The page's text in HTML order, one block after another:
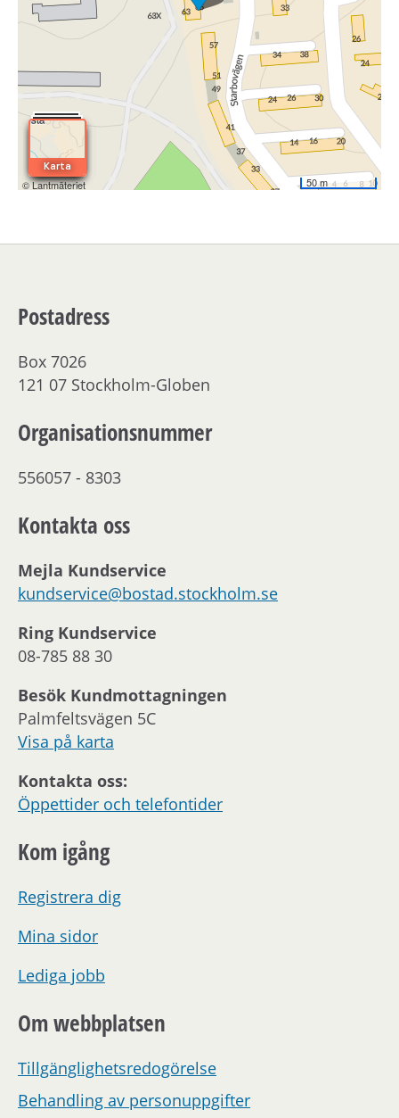
Postadress
Box 7026
121 07 Stockholm-Globen
Organisationsnummer
556057 - 8303
Kontakta oss
Mejla Kundservice
kundservice@bostad.stockholm.se
Ring Kundservice
08-785 88 30
Besök Kundmottagningen
Palmfeltsvägen 5C
Visa på karta
Kontakta oss:
Öppettider och telefontider
Kom igång
Registrera dig
Mina sidor
Lediga jobb
Om webbplatsen
Tillgänglighetsredogörelse
Behandling av personuppgifter